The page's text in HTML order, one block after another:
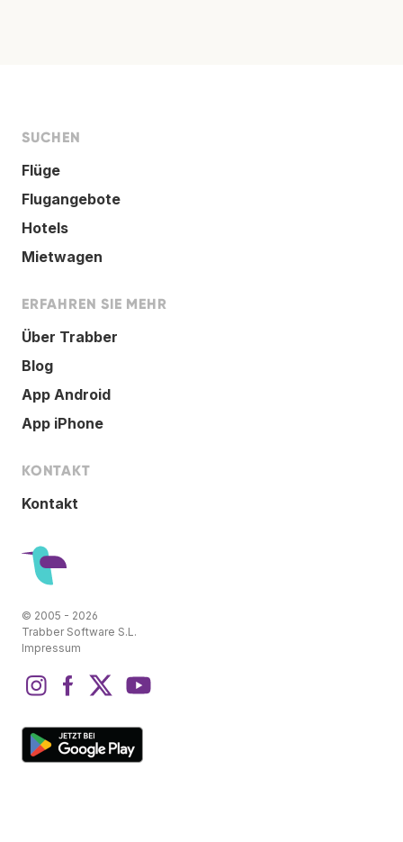
SUCHEN
Flüge
Flugangebote
Hotels
Mietwagen
ERFAHREN SIE MEHR
Über Trabber
Blog
App Android
App iPhone
KONTAKT
Kontakt
© 2005 - 2026
Trabber Software S.L.
Impressum